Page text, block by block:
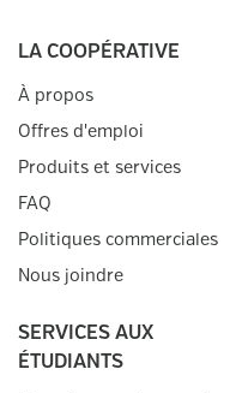
11
DIM
Fermé
LUN
13 8h00
MAR
14 8h00
LA COOPÉRATIVE
À propos
Offres d'emploi
Produits et services
FAQ
Politiques commerciales
Nous joindre
SERVICES AUX
ÉTUDIANTS